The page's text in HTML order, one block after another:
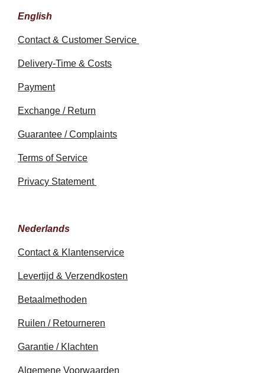
English
Contact & Customer Service
Delivery-Time & Costs
Payment
Exchange / Return
Guarantee / Complaints
Terms of Service
Privacy Statement
Nederlands
Contact & Klantenservice
Levertijd & Verzendkosten
Betaalmethoden
Ruilen / Retourneren
Garantie / Klachten
Algemene Voorwaarden